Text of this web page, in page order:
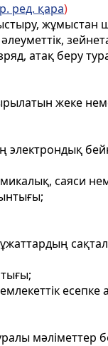
ред. қара)
жұмыстан
атақ беру
жеке
электрондық
саяси
есепке
мәліметтер